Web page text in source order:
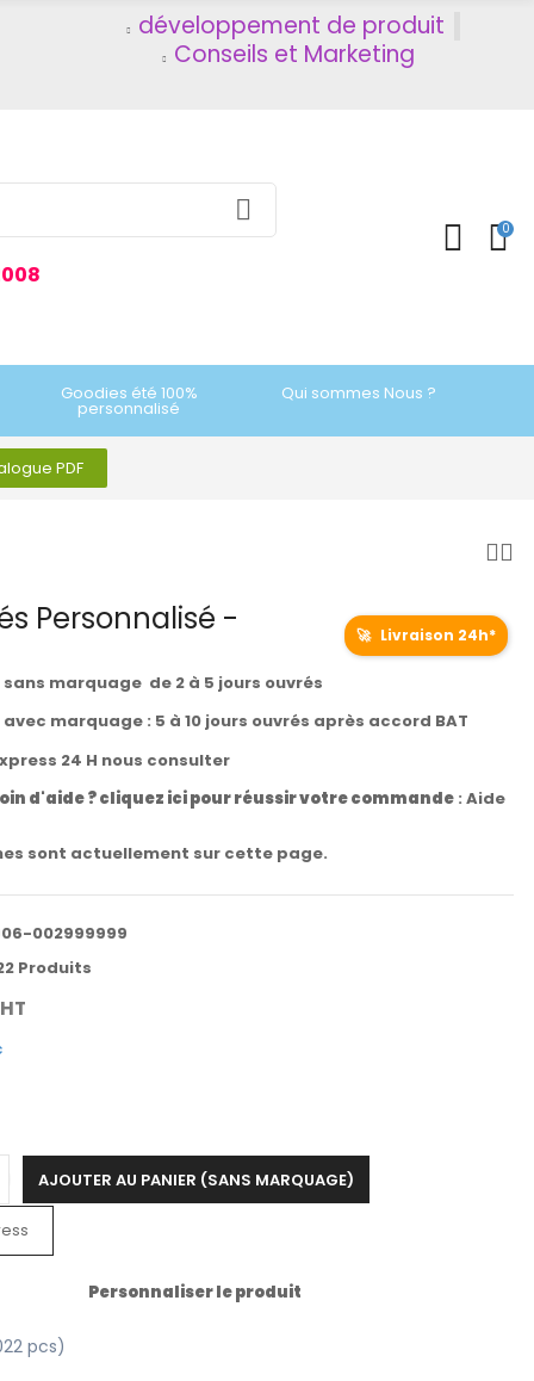
développement de produit
Conseils et Marketing
0
Goodies été 100%
personnalisé
Qui sommes Nous ?
PDF
Personnalisé -
🚀 Livraison 24h*
marquage de 2 à 5 jours ouvrés
marquage : 5 à 10 jours ouvrés après accord BAT
24 H nous consulter
d'aide ? cliquez ici pour réussir votre commande: Aide
sont actuellement sur cette page.
002999999
Produits
HT
AJOUTER AU PANIER (SANS MARQUAGE)
Personnaliser le produit
pcs)